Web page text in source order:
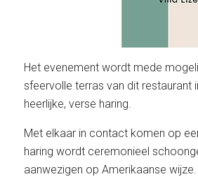
Het evenement wordt mede
sfeervolle terras van dit restaurant
heerlijke, verse haring.
Met elkaar in contact komen op
haring wordt ceremonieel
aanwezigen op Amerikaanse